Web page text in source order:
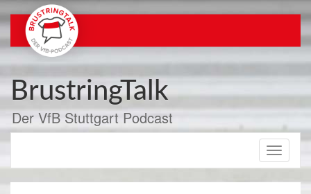
Inhalt
springen
BrustringTalk
Der VfB Stuttgart Podcast
Toggle